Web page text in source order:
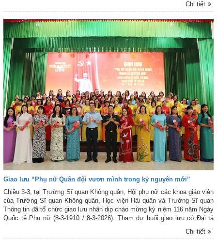
Chi tiết
Giao lưu “Phụ nữ Quân đội vươn mình trong kỷ nguyên mới”
Chiều 3-3, tại Trường Sĩ quan Không quân, Hội phụ nữ các khoa giáo viên
của Trường Sĩ quan Không quân, Học viện Hải quân và Trường Sĩ quan
Thông tin đã tổ chức giao lưu nhân dịp chào mừng kỷ niệm 116 năm Ngày
Quốc tế Phụ nữ (8-3-1910 / 8-3-2026). Tham dự buổi giao lưu có Đại tá
Nguyễn Quang Hùng - Phó Hiệu trưởng kiêm Tham mưu trưởng Trường
Sĩ quan Không quân; đại diện thủ trưởng các cơ quan, đơn vị và các cán
Chi tiết